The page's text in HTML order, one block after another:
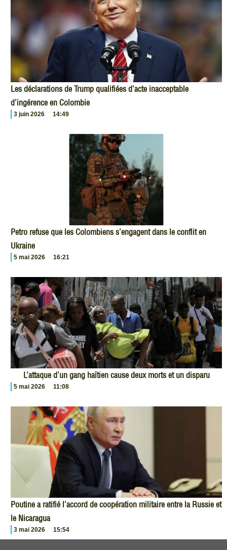
Les déclarations de Trump qualifiées d’acte inacceptable
d’ingérence en Colombie
3 juin 2026 14:49
Petro refuse que les Colombiens s’engagent dans le conflit en
Ukraine
5 mai 2026 16:21
L’attaque d’un gang haïtien cause deux morts et un disparu
5 mai 2026 11:08
Poutine a ratifié l’accord de coopération militaire entre la Russie et
le Nicaragua
3 mai 2026 15:54